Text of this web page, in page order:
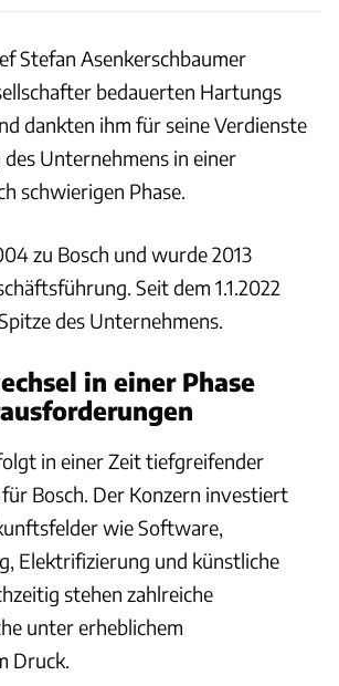
Stefan Asenkerschbaumer
bedauerten Hartungs
dankten ihm für seine Verdienste
Unternehmens in einer
schwierigen Phase.
zu Bosch und wurde 2013
Seit dem 1.1.2022
des Unternehmens.
in einer Phase
in einer Zeit tiefgreifender
Bosch. Der Konzern investiert
wie Software,
Elektrifizierung und künstliche
stehen zahlreiche
unter erheblichem
Druck.